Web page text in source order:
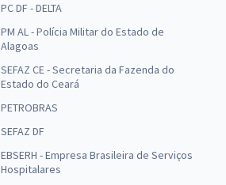
PC DF - DELTA
PM AL - Polícia Militar do Estado de
Alagoas
SEFAZ CE - Secretaria da Fazenda do
Estado do Ceará
PETROBRAS
SEFAZ DF
EBSERH - Empresa Brasileira de Serviços
Hospitalares